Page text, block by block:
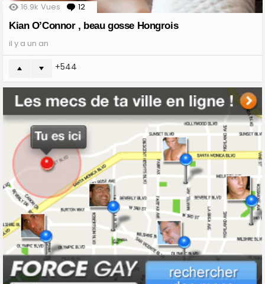
16.9k Vues 12
Comments
Kian O’Connor , beau gosse Hongrois
il y a un an
544